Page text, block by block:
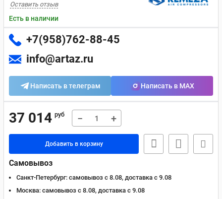
Оставить отзыв
Есть в наличии
+7(958)762-88-45
info@artaz.ru
Написать в телеграм Написать в MAX
37 014 руб − +
Добавить в корзину
Самовывоз
Санкт-Петербург: самовывоз с 8.08, доставка c 9.08
Москва: самовывоз с 8.08, доставка c 9.08